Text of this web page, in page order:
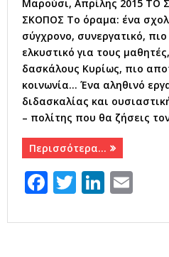
Μαρούσι, Απρίλης 2015 ΤΟ
ΣΚΟΠΟΣ Το όραμα: ένα
σύγχρονο, συνεργατικό,
ελκυστικό για τους
δασκάλους Κυρίως, πιο
κοινωνία… Ένα αληθινό
διδασκαλίας και
– πολίτης που θα ζήσεις
Περισσότερα…
F
c
T
it
Li
k ai